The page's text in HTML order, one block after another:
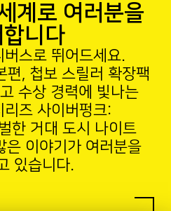
계로 여러분을
니다
스로 뛰어드세요.
, 첩보 스릴러 확장팩
수상 경력에 빛나는
리즈 사이버펑크:
한 거대 도시 나이트
은 이야기가 여러분을
있습니다.